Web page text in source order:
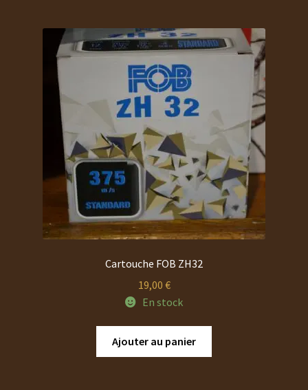
Cartouche FOB ZH32
19,00 €
En stock
Ajouter au panier